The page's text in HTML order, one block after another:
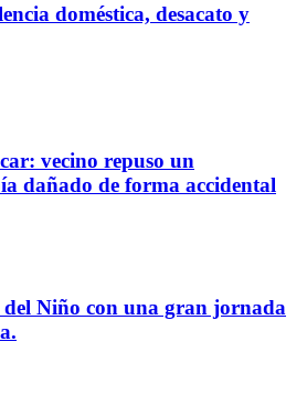
doméstica, desacato y
vecino repuso un
dañado de forma accidental
del Niño con una gran jornada